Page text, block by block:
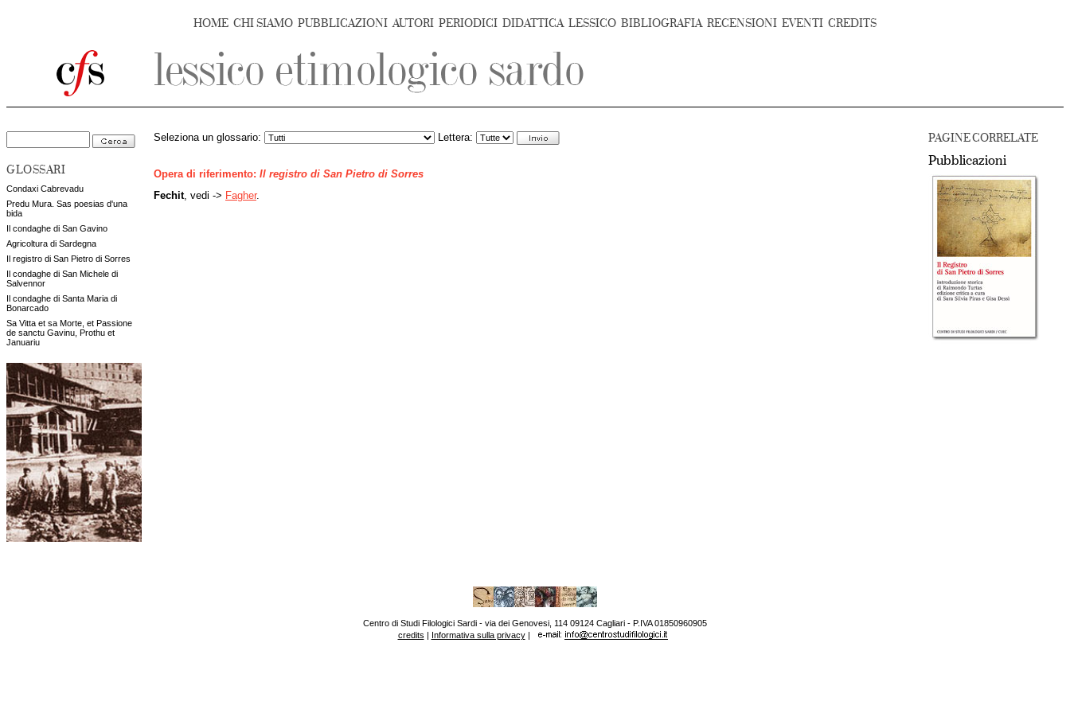
HOME CHI SIAMO PUBBLICAZIONI AUTORI PERIODICI DIDATTICA LESSICO BIBLIOGRAFIA RECENSIONI EVENTI CREDITS
GLOSSARI
Condaxi Cabrevadu
Predu Mura. Sas poesias d'una
bida
Il condaghe di San Gavino
Agricoltura di Sardegna
Il registro di San Pietro di Sorres
Il condaghe di San Michele di
Salvennor
Il condaghe di Santa Maria di
Bonarcado
Sa Vitta et sa Morte, et Passione
de sanctu Gavinu, Prothu et
Januariu
PAGINE CORRELATE
Pubblicazioni
Seleziona un glossario: Lettera:
Opera di riferimento: Il registro di San Pietro di Sorres
Fechit, vedi -> Fagher.
Centro di Studi Filologici Sardi - via dei Genovesi, 114 09124 Cagliari - P.IVA 01850960905
credits | Informativa sulla privacy|